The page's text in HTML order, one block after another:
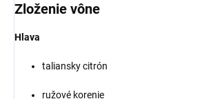
Zloženie vône
Hlava
taliansky citrón
ružové korenie